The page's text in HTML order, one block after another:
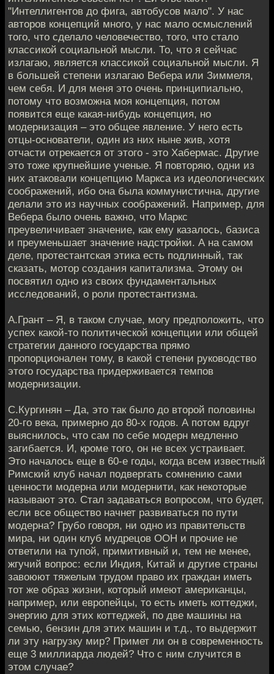
"Интеллигентов до фига, автобусов мало". У нас
авторов концепций много, у нас мало осмыслений
того, что сделало человечество, того, что стало
классикой социальной мысли. То, что я сейчас
излагаю, является классикой социальной мысли. Я
в большей степени излагаю Вебера или Зиммеля,
чем себя. И для меня это очень принципиально,
потому что возможна моя концепция, потом
появится еще какая-нибудь концепция, но
модернизация – это общее явление. У него есть
отцы-основатели, один из них ныне жив, хотя
отчасти отрекается от этого - это Хабермас. Другие
это тоже крупнейшие ученые. Я повторяю, одни из
них атаковали концепцию Маркса из идеологических
соображений, ибо она была коммунистична, другие
делали это из научных соображений. Например, для
Вебера было очень важно, что Маркс
преувеличивает значение, как ему казалось, базиса
и преуменьшает значение надстройки. А на самом
деле, протестантская этика есть подлинный, так
сказать, мотор создания капитализма. Этому он
посвятил одно из своих фундаментальных
исследований, о роли протестантизма.
А.Грант – Я, в таком случае, могу предположить, что
успех какой-то политической концепции или общей
стратегии данного государства прямо
пропорционален тому, в какой степени руководство
этого государства придерживается темпов
модернизации.
С.Кургинян – Да, это так было до второй половины
20-го века, примерно до 80-х годов. А потом вдруг
выяснилось, что сам по себе модерн медленно
загибается. И, кроме того, он не всех устраивает.
Это началось еще в 60-е годы, когда всем известный
Римский клуб начал подвергать сомнению сами
ценности модерна или модернити, как некоторые
называют это. Стал задаваться вопросом, что будет,
если все общество начнет развиваться по пути
модерна? Грубо говоря, ни одно из правительств
мира, ни один клуб мудрецов ООН и прочие не
ответили на тупой, примитивный и, тем не менее,
жгучий вопрос: если Индия, Китай и другие страны
завоюют тяжелым трудом право их граждан иметь
тот же образ жизни, который имеют американцы,
например, или европейцы, то есть иметь коттеджи,
энергию для этих коттеджей, по две машины на
семью, бензин для этих машин и т.д., то выдержит
ли эту нагрузку мир? Примет ли он в современность
еще 3 миллиарда людей? Что с ним случится в
этом случае?